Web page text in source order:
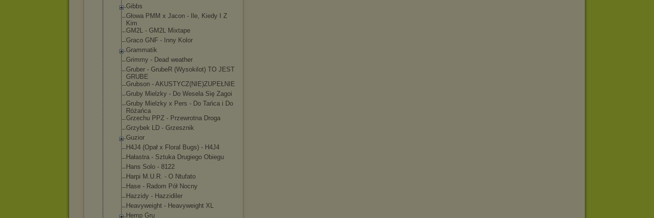
Gibbs
Głowa PMM x Jacon - Ile, Kiedy I Z
Kim
GM2L - GM2L Mixtape
Graco GNF - Inny Kolor
Grammatik
Grimmy - Dead weather
Gruber - GrubeR (Wysokilot) TO JEST
GRUBE
Grubson - AKUSTYCZ(NI E)ZUPEŁNIE
Gruby Mielzky - Do Wesela Się Zagoi
Gruby Mielzky x Pers - Do Tańca i Do
Różańca
Grzechu PPZ - Przewrotna Droga
Grzybek LD - Grzesznik
Guzior
H4J4 (Opał x Floral Bugs) - H4J4
Hałastra - Sztuka Drugiego Obiegu
Hans Solo - 8122
Harpi M.U.R. - O Ntufato
Hase - Radom Pół Nocny
Hazzidy - Hazzidiler
Heavyweight - Heavyweight XL
Hemp Gru